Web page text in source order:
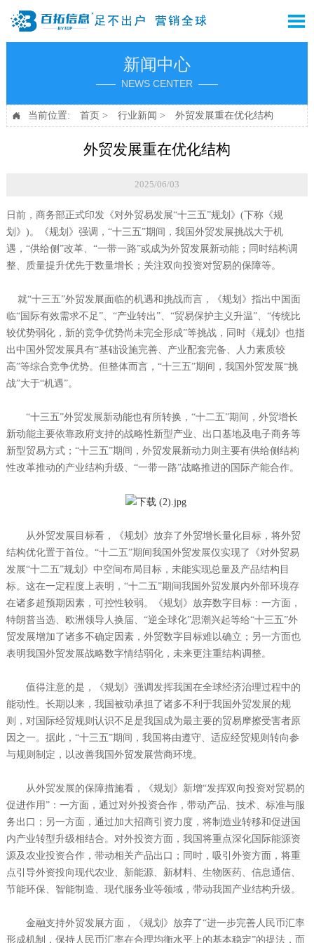

新闻中心
—— NEWS CENTER ——
 当前位置: 首页 > 行业新闻 > 外贸发展重在优化结构
外贸发展重在优化结构
2025/06/03
日前，商务部正式印发《对外贸易发展“十三五”规划》(下称《规
划》)。《规划》强调，“十三五”期间，我国外贸发展挑战大于机
遇，“供给侧”改革、“一带一路”或成为外贸发展新动能；同时结构调
整、质量提升优先于数量增长；关注双向投资对贸易的保障等。
就“十三五”外贸发展面临的机遇和挑战而言，《规划》指出中国面
临“国际有效需求不足”、“产业转出”、“贸易保护主义升温”、“传统比
较优势弱化，新的竞争优势尚未完全形成”等挑战，同时《规划》也指
出中国外贸发展具有“基础设施完善、产业配套完备、人力素质较
高”等综合竞争优势。但整体而言，“十三五”期间，我国外贸发展“挑
战”大于“机遇”。
“十三五”外贸发展新动能也有所转换，“十二五”期间，外贸增长
新动能主要依靠政府支持的战略性新型产业、出口基地及电子商务等
新型贸易方式；“十三五”期间，外贸发展新动力则主要有供给侧结构
性改革推动的产业结构升级、“一带一路”战略推进的国际产能合作。
从外贸发展目标看，《规划》放弃了外贸增长量化目标，将外贸
结构优化置于首位。“十二五”期间我国外贸发展仅实现了《对外贸易
发展“十二五”规划》中空间布局目标，未能实现总量及产品结构目
标。这在一定程度上表明，“十二五”期间我国外贸发展内外部环境存
在诸多超预期因素，可控性较弱。《规划》放弃数字目标：一方面，
特朗普当选、欧洲领导人换届、“逆全球化”思潮兴起等给“十三五”外
贸发展增加了诸多不确定因素，外贸数字目标难以确立；另一方面也
表明我国外贸发展战略数字情结弱化，未来更注重结构调整。
值得注意的是，《规划》强调发挥我国在全球经济治理过程中的
能动性。长期以来，我国被动承担了诸多不利于我国外贸发展的规
则，对国际经贸规则认识不足是我国成为最主要的贸易摩擦受害者原
因之一。据此，“十三五”期间，我国将由遵守、适应经贸规则转向参
与规则制定，以改善我国外贸发展营商环境。
从外贸发展的保障措施看，《规划》新增“发挥双向投资对贸易的
促进作用”：一方面，通过对外投资合作，带动产品、技术、标准与服
务出口；另一方面，通过加大招商引资力度，将制造业转移和促进国
内产业转型升级相结合。对外投资方面，我国将重点深化国际能源资
源及农业投资合作，带动相关产品出口；同时，吸引外资方面，将重
点引导外资投向现代农业、新能源、新材料、生物医药、信息通信、
节能环保、智能制造、现代服务业等领域，带动我国产业结构升级。
金融支持外贸发展方面，《规划》放弃了“进一步完善人民币汇率
形成机制，保持人民币汇率在合理均衡水平上的基本稳定”的提法，而